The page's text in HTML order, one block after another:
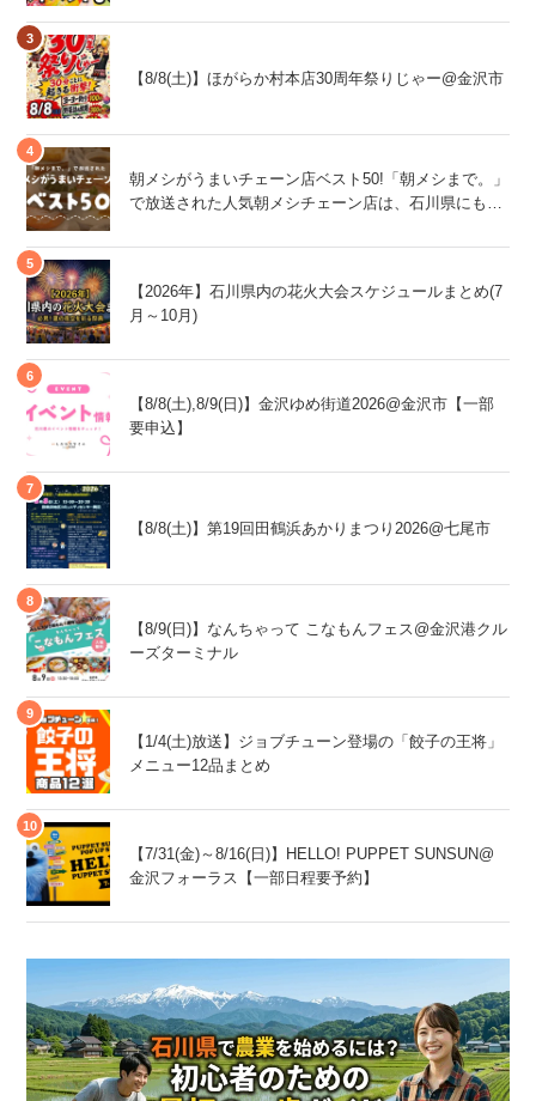
【8/8(土)】ほがらか村本店30周年祭りじゃー@金沢市
朝メシがうまいチェーン店ベスト50!「朝メシまで。」
で放送された人気朝メシチェーン店は、石川県にもあ
【2026年】石川県内の花火大会スケジュールまとめ(7
月～10月)
【8/8(土),8/9(日)】金沢ゆめ街道2026@金沢市【一部
要申込】
【8/8(土)】第19回田鶴浜あかりまつり2026@七尾市
【8/9(日)】なんちゃって こなもんフェス@金沢港クル
ーズターミナル
【1/4(土)放送】ジョブチューン登場の「餃子の王将」
メニュー12品まとめ
【7/31(金)～8/16(日)】HELLO! PUPPET SUNSUN@
金沢フォーラス【一部日程要予約】